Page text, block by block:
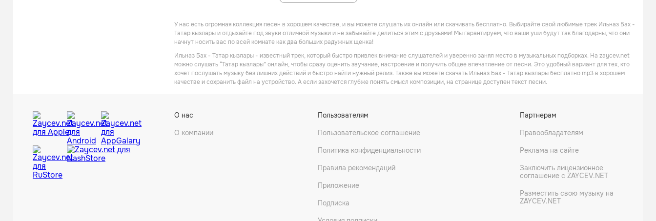
У нас есть огромная коллекция песен в хорошем качестве, и вы можете слушать их онлайн или скачивать бесплатно. Выбирайте свой любимые трек Ильназ Бах -
Татар кызлары и отдыхайте под звуки отличной музыки и не забывайте делиться этим с друзьями! Мы гарантируем, что ваши уши будут так благодарны, что они
начнут носить вас по всей комнате как два больших радужных щенка!
Ильназ Бах - Татар кызлары - известный трек, который быстро привлек внимание слушателей и уверенно занял место в музыкальных подборках. На zaycev.net
можно слушать “Татар кызлары” онлайн, чтобы сразу оценить звучание, настроение и получить общее впечатление от песни. Это удобный вариант для тех, кто
хочет послушать музыку без лишних действий и быстро найти нужный релиз. Также вы можете скачать Ильназ Бах - Татар кызлары бесплатно mp3 в хорошем
качестве и сохранить файл на устройство. А если захочется глубже понять смысл композиции, на странице доступен текст песни.
О нас
О компании
Пользователям
Пользовательское соглашение
Политика конфиденциальности
Правила рекомендаций
Приложение
Подписка
Партнерам
Правообладателям
Реклама на сайте
Заключить лицензионное
соглашение с ZAYCEV.NET
Разместить свою музыку на
ZAYCEV.NET